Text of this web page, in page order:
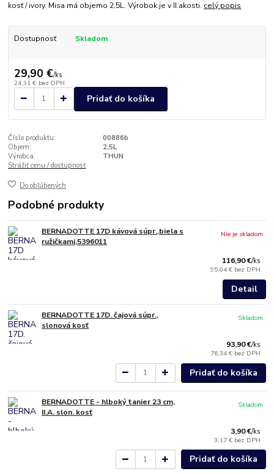
kosť / ivory. Misa má objemo 2,5L. Výrobok je v II.akosti. celý popis
Dostupnosť Skladom
29,90 €/ks
24,31 € bez DPH
Pridať do košíka
Číslo produktu:
00886b
Objem:
2,5L
Výrobca:
THUN
Strážiť cenu / dostupnosť
Do obľúbených
Podobné produkty
BERNADOTTE 17D kávová súpr.,biela s
ružičkami,5396011
116,90 €/ks
95,04 € bez DPH
Nie je skladom
Detail
BERNADOTTE 17D. čajová súpr.,
slonová kosť
93,90 €/ks
76,34 € bez DPH
Skladom
Pridať do košíka
BERNADOTTE - hlboký tanier 23 cm,
II.A. slon. kosť
3,90 €/ks
3,17 € bez DPH
Skladom
Pridať do košíka